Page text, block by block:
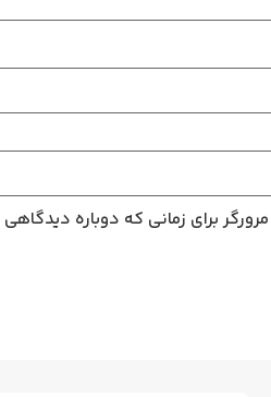
برای زمانی که دوباره